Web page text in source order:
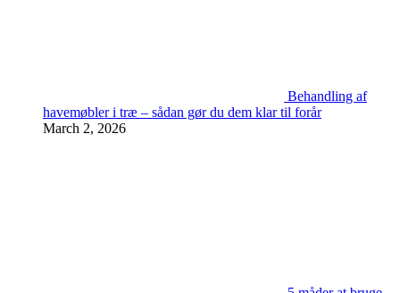
Behandling af
havemøbler i træ – sådan gør du dem klar til forår
March 2, 2026